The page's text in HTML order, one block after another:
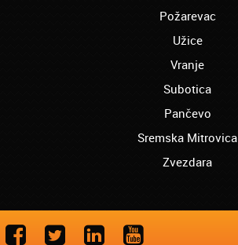
Požarevac
Užice
Vranje
Subotica
Pančevo
Sremska Mitrovica
Zvezdara